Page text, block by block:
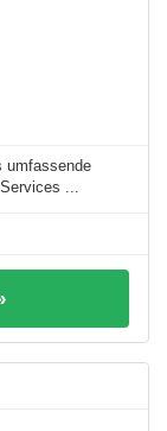
umfassende
...